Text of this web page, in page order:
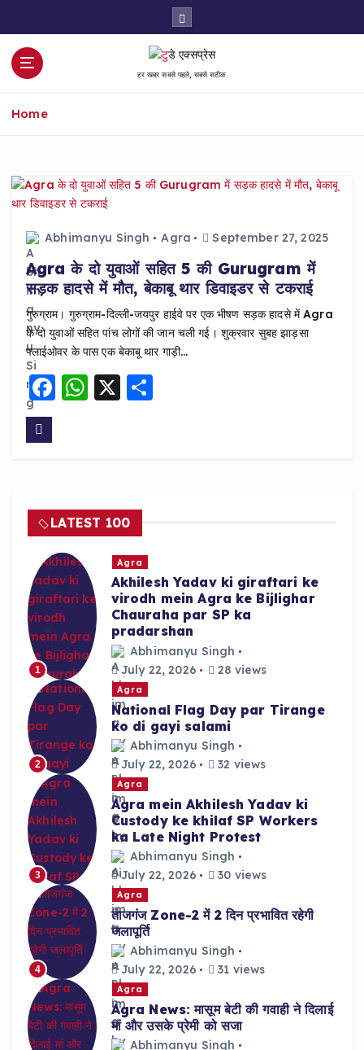
हर खबर सबसे पहले, सबसे सटीक
Home
Abhimanyu Singh Agra September 27, 2025
Agra के दो युवाओं सहित 5 की Gurugram में
सड़क हादसे में मौत, बेकाबू थार डिवाइडर से टकराई
गुरुग्राम। गुरुग्राम-दिल्ली-जयपुर हाईवे पर एक भीषण सड़क हादसे में Agra
के दो युवाओं सहित पांच लोगों की जान चली गई। शुक्रवार सुबह झाड़सा
फ्लाईओवर के पास एक बेकाबू थार गाड़ी…
F
o
o
k
W
p
p
X S
LATEST 100
1
Agra
Akhilesh Yadav ki giraftari ke
virodh mein Agra ke Bijlighar
Chauraha par SP ka
pradarshan
Abhimanyu Singh
July 22, 2026
28 views
2
Agra
National Flag Day par Tirange
ko di gayi salami
Abhimanyu Singh
July 22, 2026
32 views
3
Agra
Agra mein Akhilesh Yadav ki
Custody ke khilaf SP Workers
ka Late Night Protest
Abhimanyu Singh
July 22, 2026
30 views
4
Agra
ताजगंज Zone-2 में 2 दिन प्रभावित रहेगी
जलापूर्ति
Abhimanyu Singh
July 22, 2026
31 views
Agra
Agra News: मासूम बेटी की गवाही ने दिलाई
मां और उसके प्रेमी को सजा
Abhimanyu Singh